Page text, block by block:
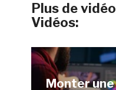
Plus de
Vidéos:
Monter